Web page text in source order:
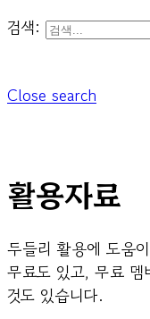
검색:
Close search
활용자료
두들리 활용에 도움
무료도 있고, 무료
것도 있습니다.